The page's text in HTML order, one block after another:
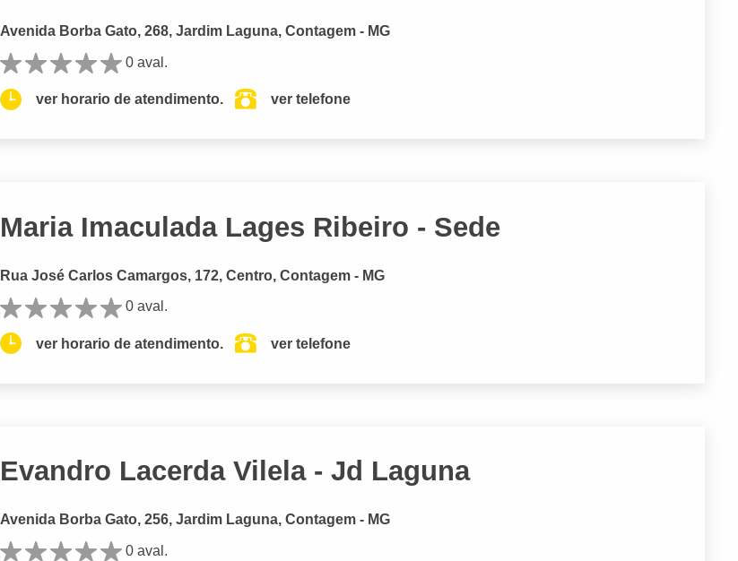
Avenida Borba Gato, 268, Jardim Laguna, Contagem - MG
0 aval.
ver horario de atendimento. ver telefone
Maria Imaculada Lages Ribeiro - Sede
Rua José Carlos Camargos, 172, Centro, Contagem - MG
0 aval.
ver horario de atendimento. ver telefone
Evandro Lacerda Vilela - Jd Laguna
Avenida Borba Gato, 256, Jardim Laguna, Contagem - MG
0 aval.